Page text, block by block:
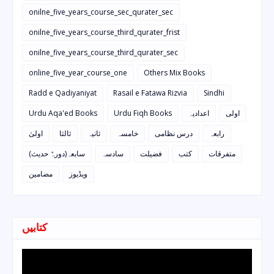
onilne_five_years_course_sec_qurater_sec
onilne_five_years_course_third_qurater_frist
onilne_five_years_course_third_qurater_sec
online_five_year_course_one
Others Mix Books
Radd e Qadiyaniyat
Rasail e Fatawa Rizvia
Sindhi
Urdu Aqa'ed Books
Urdu Fiqh Books اعدادیہ
اولی
اولیٰ
ثالثا ثانیہ خامسہ درس نظامی
رابعہ
سابعہ(دورہٌ حدیث)
سادسہ فضیلت کتب
متفرقات
مضامین
ویڈیوز
کتابیں